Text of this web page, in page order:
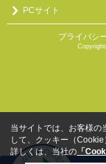
PCサイト
プライバシ
当サイトでは、お客様の
して、クッキー（Cookie
詳しくは、当社の 「